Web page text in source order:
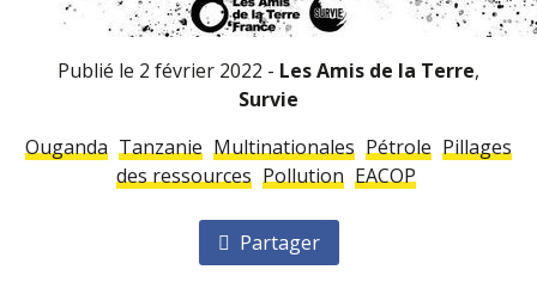
Publié le 2 février 2022 - Les Amis de la Terre,
Survie
Ouganda Tanzanie Multinationales Pétrole Pillages
des ressources Pollution EACOP
Partager